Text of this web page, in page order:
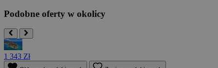
Podobne oferty w okolicy
1 343 Zł